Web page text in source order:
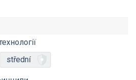
střední